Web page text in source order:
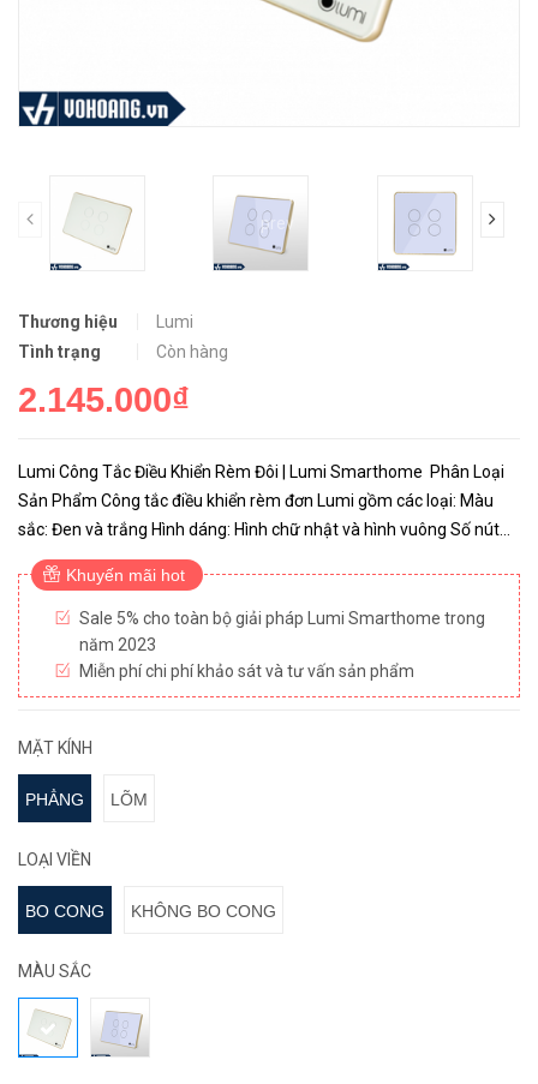
prev
Thương hiệu
Lumi
Tình trạng
Còn hàng
2.145.000₫
Lumi Công Tắc Điều Khiển Rèm Đôi | Lumi Smarthome Phân Loại
Sản Phẩm Công tắc điều khiển rèm đơn Lumi gồm các loại: Màu
sắc: Đen và trắng Hình dáng: Hình chữ nhật và hình vuông Số nút
cảm ứng: 4 nút (mở/dừng rèm 1, đóng/dừng rèm 1, mở/d...
Khuyến mãi hot
Sale 5% cho toàn bộ giải pháp Lumi Smarthome trong
năm 2023
Miễn phí chi phí khảo sát và tư vấn sản phẩm
MẶT KÍNH
PHẲNG LÕM
LOẠI VIỀN
BO CONG KHÔNG BO CONG
MÀU SẮC